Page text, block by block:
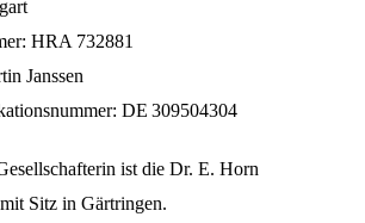
HRA 732881
Janssen
DE 309504304
ist die Dr. E. Horn
Sitz in Gärtringen.